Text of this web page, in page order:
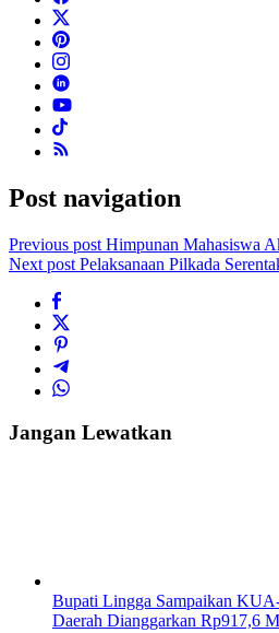
Post navigation
Previous post Himpunan Mahasiswa
Next post Pelaksanaan Pilkada
Jangan Lewatkan
Bupati Lingga Sampaikan
Daerah Dianggarkan Rp917,6